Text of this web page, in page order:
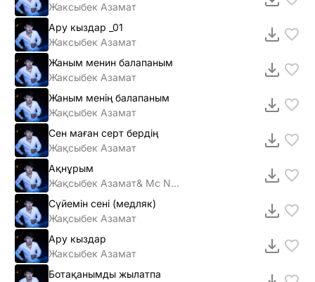
Жаксыбек Азамат
Ару кыздар _01
Жаксыбек Азамат
Жаным менин балапаным
Жаксыбек Азамат
Жаным менің балапаным
Жақсыбек Азамат
Сен маған серт бердің
Жақсыбек Азамат
Ақнұрым
Жақсыбек Азамат& Mc NaRiK
Сүйемін сені (медляк)
Жақсыбек Азамат
Ару кыздар
Жаксыбек Азамат
Ботақанымды жылатпа